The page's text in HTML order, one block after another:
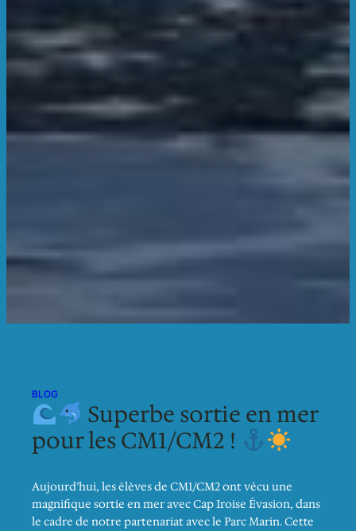
BLOG
Superbe sortie en mer
pour les CM1/CM2 !
Aujourd’hui, les élèves de CM1/CM2 ont vécu une
magnifique sortie en mer avec Cap Iroise Évasion, dans
le cadre de notre partenariat avec le Parc Marin. Cette